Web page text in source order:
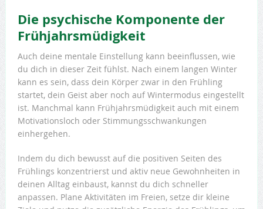
Die psychische Komponente der
Frühjahrsmüdigkeit
Auch deine mentale Einstellung kann beeinflussen, wie
du dich in dieser Zeit fühlst. Nach einem langen Winter
kann es sein, dass dein Körper zwar in den Frühling
startet, dein Geist aber noch auf Wintermodus eingestellt
ist. Manchmal kann Frühjahrsmüdigkeit auch mit einem
Motivationsloch oder Stimmungsschwankungen
einhergehen.
Indem du dich bewusst auf die positiven Seiten des
Frühlings konzentrierst und aktiv neue Gewohnheiten in
deinen Alltag einbaust, kannst du dich schneller
anpassen. Plane Aktivitäten im Freien, setze dir kleine